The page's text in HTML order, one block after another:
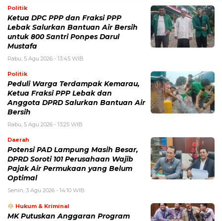
Politik
Ketua DPC PPP dan Fraksi PPP
Lebak Salurkan Bantuan Air Bersih
untuk 800 Santri Ponpes Darul
Mustafa
Rabu, 5 Agu 2026 - 13:45 WIB
Politik
Peduli Warga Terdampak Kemarau,
Ketua Fraksi PPP Lebak dan
Anggota DPRD Salurkan Bantuan Air
Bersih
Rabu, 5 Agu 2026 - 13:25 WIB
Daerah
Potensi PAD Lampung Masih Besar,
DPRD Soroti 101 Perusahaan Wajib
Pajak Air Permukaan yang Belum
Optimal
Senin, 3 Agu 2026 - 14:10 WIB
Hukum & Kriminal
MK Putuskan Anggaran Program